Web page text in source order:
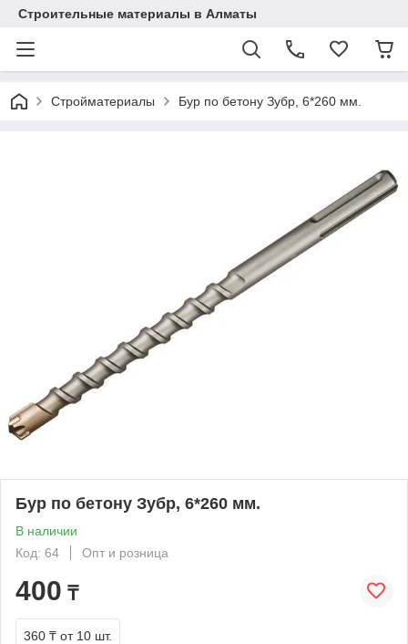
Строительные материалы в Алматы
Стройматериалы Бур по бетону Зубр, 6*260 мм.
Бур по бетону Зубр, 6*260 мм.
В наличии
Код: 64
Опт и розница
400 ₸
360 ₸ от 10 шт.